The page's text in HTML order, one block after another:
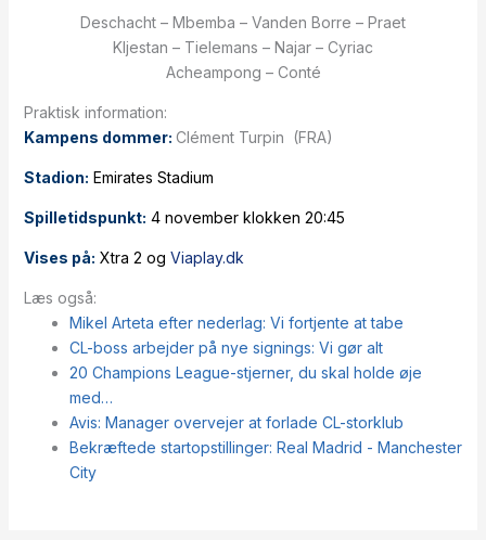
Deschacht – Mbemba – Vanden Borre – Praet
Kljestan – Tielemans – Najar – Cyriac
Acheampong – Conté
Praktisk information:
Kampens dommer: Clément Turpin (FRA)
Stadion: Emirates Stadium
Spilletidspunkt: 4 november klokken 20:45
Vises på: Xtra 2 og Viaplay.dk
Læs også:
Mikel Arteta efter nederlag: Vi fortjente at tabe
CL-boss arbejder på nye signings: Vi gør alt
20 Champions League-stjerner, du skal holde øje
med…
Avis: Manager overvejer at forlade CL-storklub
Bekræftede startopstillinger: Real Madrid - Manchester
City